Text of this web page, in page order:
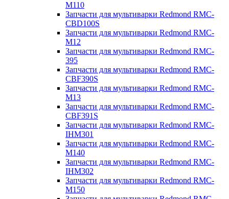
M110
Запчасти для мультиварки Redmond RMC-
CBD100S
Запчасти для мультиварки Redmond RMC-
M12
Запчасти для мультиварки Redmond RMC-
395
Запчасти для мультиварки Redmond RMC-
CBF390S
Запчасти для мультиварки Redmond RMC-
M13
Запчасти для мультиварки Redmond RMC-
CBF391S
Запчасти для мультиварки Redmond RMC-
IHM301
Запчасти для мультиварки Redmond RMC-
M140
Запчасти для мультиварки Redmond RMC-
IHM302
Запчасти для мультиварки Redmond RMC-
M150